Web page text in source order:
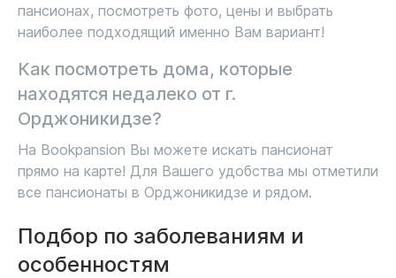
пансионах, посмотреть фото, цены и выбрать
наиболее подходящий именно Вам вариант!
Как посмотреть дома, которые
находятся недалеко от г.
Орджоникидзе?
На Bookpansion Вы можете искать пансионат
прямо на карте! Для Вашего удобства мы отметили
все пансионаты в Орджоникидзе и рядом.
Подбор по заболеваниям и
особенностям